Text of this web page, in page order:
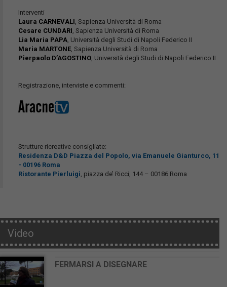
Interventi
Laura CARNEVALI , Sapienza Università di Roma
Cesare CUNDARI , Sapienza Università di Roma
Lia Maria PAPA , Università degli Studi di Napoli Federico II
Maria MARTONE , Sapienza Università di Roma
Pierpaolo D’AGOSTINO , Università degli Studi di Napoli Federico II
Registrazione, interviste e commenti:
Strutture ricreative consigliate:
Residenza D&D Piazza del Popolo, via Emanuele Gianturco, 11
- 00196 Roma
Ristorante Pierluigi, piazza de’ Ricci, 144 – 00186 Roma
Video
FERMARSI A DISEGNARE